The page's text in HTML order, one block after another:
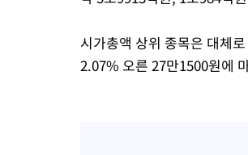
시가총액 상위 종목은 대체
2.07% 오른 27만1500원에